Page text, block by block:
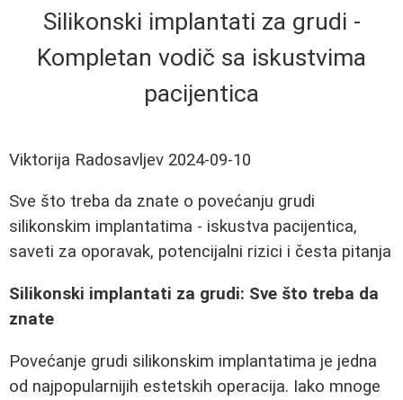
Silikonski implantati za grudi -
Kompletan vodič sa iskustvima
pacijentica
Viktorija Radosavljev 2024-09-10
Sve što treba da znate o povećanju grudi
silikonskim implantatima - iskustva pacijentica,
saveti za oporavak, potencijalni rizici i česta pitanja
Silikonski implantati za grudi: Sve što treba da
znate
Povećanje grudi silikonskim implantatima je jedna
od najpopularnijih estetskih operacija. Iako mnoge